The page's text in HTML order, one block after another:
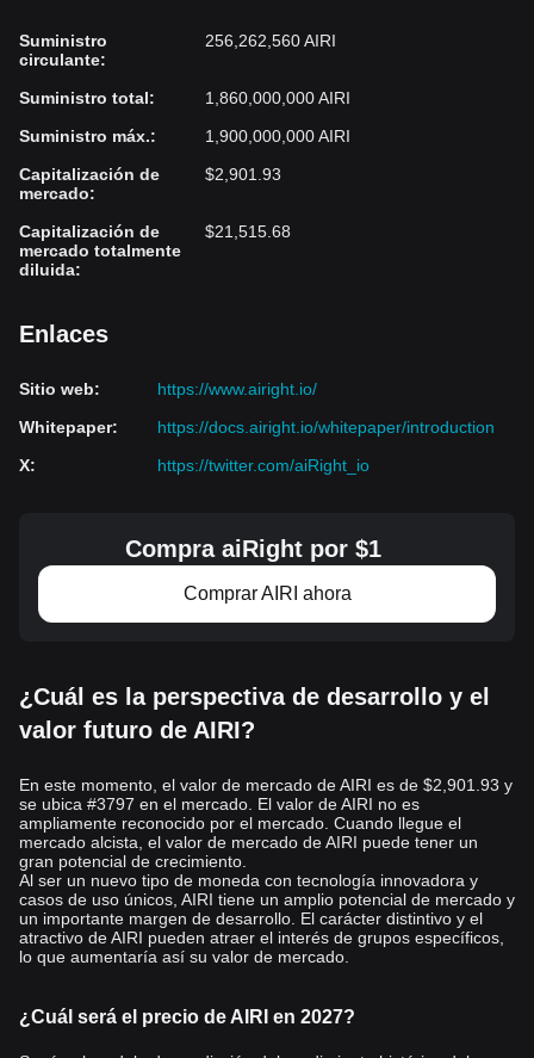
Suministro
circulante:
256,262,560 AIRI
Suministro total:
1,860,000,000 AIRI
Suministro máx.:
1,900,000,000 AIRI
Capitalización de
mercado:
$2,901.93
Capitalización de
mercado totalmente
diluida:
$21,515.68
Enlaces
Sitio web:
https://www.airight.io/
Whitepaper:
https://docs.airight.io/whitepaper/introduction
X: https://twitter.com/aiRight_io
Compra aiRight por $1
Comprar AIRI ahora
¿Cuál es la perspectiva de desarrollo y el
valor futuro de AIRI?
En este momento, el valor de mercado de AIRI es de $2,901.93 y
se ubica #3797 en el mercado. El valor de AIRI no es
ampliamente reconocido por el mercado. Cuando llegue el
mercado alcista, el valor de mercado de AIRI puede tener un
gran potencial de crecimiento.
Al ser un nuevo tipo de moneda con tecnología innovadora y
casos de uso únicos, AIRI tiene un amplio potencial de mercado y
un importante margen de desarrollo. El carácter distintivo y el
atractivo de AIRI pueden atraer el interés de grupos específicos,
lo que aumentaría así su valor de mercado.
¿Cuál será el precio de AIRI en 2027?